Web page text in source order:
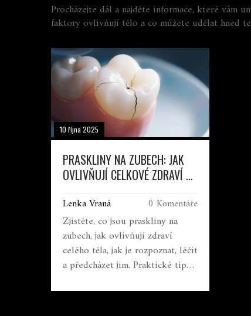
Procházejte dál a najděte informace, které
faktory ovlivňují tělo a co můžete udělat hned
10 října 2025
PRASKLINY NA ZUBECH: JAK
OVLIVŇUJÍ CELKOVÉ ZDRAVÍ A
Lenka Vraná 0 Komentáře
Zjistěte, co jsou praskliny na
zubech, jak ovlivňují zdraví
celého těla, jak je rozpoznat, léčit
a předcházet jim. Praktické tipy